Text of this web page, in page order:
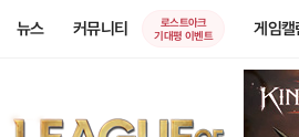
뉴스 커뮤니티
로스트아크
기대평 이벤트
게임캘